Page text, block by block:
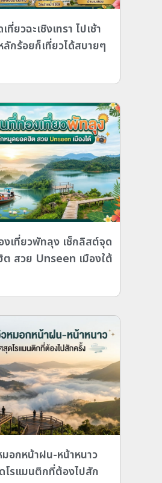
ยวฉะเชิงเทรา ไปเช้า
กร้อยก็เที่ยวได้สบายๆ
เที่ยวพัทลุง เช็กลิสต์จุด
สวย Unseen เมืองใต้
อกหน้าฝน-หน้าหนาว
โรแมนติกที่ต้องไปสัก